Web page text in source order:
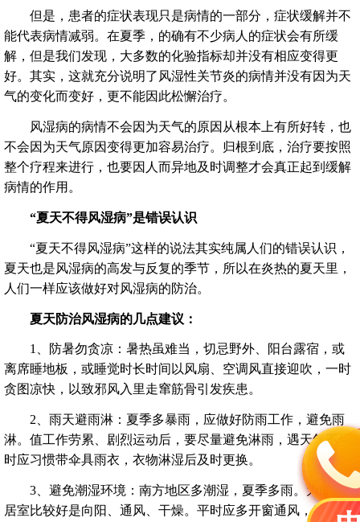
但是，患者的症状表现只是病情的一部分，症状缓解并不
能代表病情减弱。在夏季，的确有不少病人的症状会有所缓
解，但是我们发现，大多数的化验指标却并没有相应变得更
好。其实，这就充分说明了风湿性关节炎的病情并没有因为天
气的变化而变好，更不能因此松懈治疗。
风湿病的病情不会因为天气的原因从根本上有所好转，也
不会因为天气原因变得更加容易治疗。归根到底，治疗要按照
整个疗程来进行，也要因人而异地及时调整才会真正起到缓解
病情的作用。
“夏天不得风湿病”是错误认识
“夏天不得风湿病”这样的说法其实纯属人们的错误认识，
夏天也是风湿病的高发与反复的季节，所以在炎热的夏天里，
人们一样应该做好对风湿病的防治。
夏天防治风湿病的几点建议：
1、防暑勿贪凉：暑热虽难当，切忌野外、阳台露宿，或
离席睡地板，或睡觉时长时间以风扇、空调风直接迎吹，一时
贪图凉快，以致邪风入里走窜筋骨引发疾患。
2、雨天避雨淋：夏季多暴雨，应做好防雨工作，避免雨
淋。值工作劳累、剧烈运动后，要尽量避免淋雨，遇天气不佳
时应习惯带伞具雨衣，衣物淋湿后及时更换。
3、避免潮湿环境：南方地区多潮湿，夏季多雨。为此，
居室比较好是向阳、通风、干燥。平时应多开窗通风，床上被